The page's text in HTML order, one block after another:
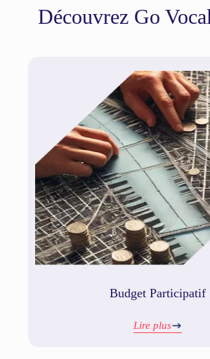
Découvrez Go
Budget Participatif
Lire plus